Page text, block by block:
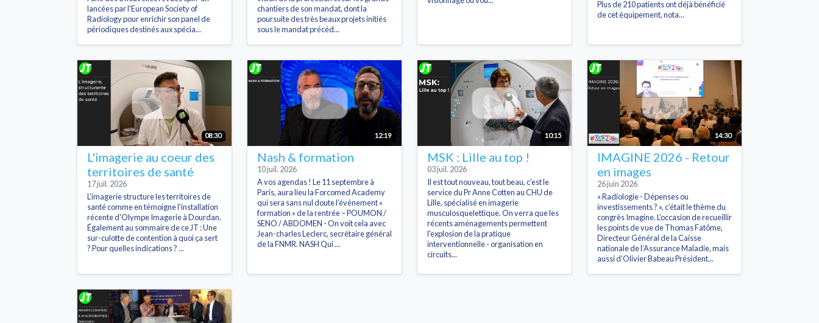
lancées par l'European Society of
Radiology pour enrichir son panel de
périodiques destinés aux spécia...
chantiers de son mandat, dont la
poursuite des très beaux projets initiés
sous le mandat précéd...
Plus de 210 patients ont déjà bénéficié
de cet équipement, nota...
08:30
L'imagerie au coeur des
territoires de santé
17 juil. 2026
L'imagerie structure les territoires de
santé comme en témoigne l'installation
récente d'Olympe Imagerie à Dourdan.
Également au sommaire de ce JT : Une
sur-culotte de contention à quoi ça sert
? Pour quelles indications ? ...
12:19
Nash & formation
10 juil. 2026
A vos agendas ! Le 11 septembre à
Paris, aura lieu la Forcomed Academy
qui sera sans nul doute l’événement «
formation » de la rentrée – POUMON /
SENO / ABDOMEN - On voit cela avec
Jean-charles Leclerc, secrétaire général
de la FNMR. NASH Qui ...
10:15
MSK : Lille au top !
03 juil. 2026
Il est tout nouveau, tout beau, c'est le
service du Pr Anne Cotten au CHU de
Lille, spécialisé en imagerie
musculosquelettique. On verra que les
récents aménagements permettent
l'explosion de la pratique
interventionnelle - organisation en
circuits...
14:30
IMAGINE 2026 - Retour
en images
26 juin 2026
« Radiologie - Dépenses ou
investissements ? », c’était le thème du
congrès Imagine. L’occasion de recueillir
les points de vue de Thomas Fatôme,
Directeur Général de la Caisse
nationale de l’Assurance Maladie, mais
aussi d’Olivier Babeau Président...